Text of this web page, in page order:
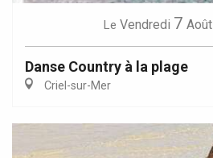
Le Vendredi 7 Août
Danse Country à la plage
Criel-sur-Mer